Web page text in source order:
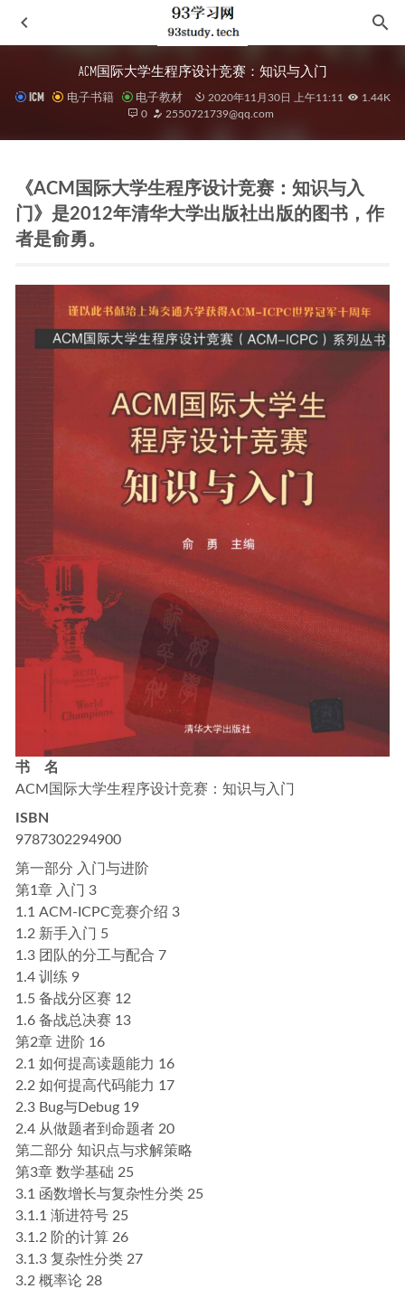
ACM国际大学生程序设计竞赛：知识与入门
ICM 电子书籍 电子教材 2020年11月30日 上午11:11
1.44K
0
2550721739@qq.com
《ACM国际大学生程序设计竞赛：知识与入
门》是2012年清华大学出版社出版的图书，作
者是俞勇。
书 名
ACM国际大学生程序设计竞赛：知识与入门
ISBN
9787302294900
第一部分 入门与进阶
第1章 入门 3
1.1 ACM-ICPC竞赛介绍 3
1.2 新手入门 5
1.3 团队的分工与配合 7
1.4 训练 9
1.5 备战分区赛 12
1.6 备战总决赛 13
第2章 进阶 16
2.1 如何提高读题能力 16
2.2 如何提高代码能力 17
2.3 Bug与Debug 19
2.4 从做题者到命题者 20
第二部分 知识点与求解策略
第3章 数学基础 25
3.1 函数增长与复杂性分类 25
3.1.1 渐进符号 25
3.1.2 阶的计算 26
3.1.3 复杂性分类 27
3.2 概率论 28
心灵侦探城塚翡翠 2021-08-15
等待 2021-09-10
货币金融学（第九版） 2020-11-30
诗人与诗歌 2021-03-02